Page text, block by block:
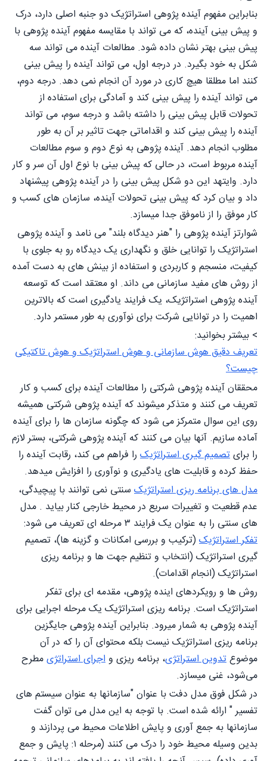
بنابراین مفهوم آینده پژوهی استراتژیک دو جنبه اصلی دارد، درک
و پیش بینی آینده، که می تواند با مقایسه مفهوم آینده پژوهی با
پیش بینی بهتر نشان داده شود. مطالعات آینده می تواند سه
شکل به خود بگیرد. در درجه اول، می تواند آینده را پیش بینی
کنند اما مطلقا هیچ کاری در مورد آن انجام نمی دهد. درجه دوم،
می تواند آینده را پیش بینی کند و آمادگی برای استفاده از
تحولات قابل پیش بینی را داشته باشد و درجه سوم، می تواند
آینده را پیش بینی کند و اقداماتی جهت تاثیر بر آن به طور
مطلوب انجام دهد. آینده پژوهی به نوع دوم و سوم مطالعات
آینده مربوط است، در حالی که پیش بینی با نوع اول آن سر و کار
دارد. وایتهد این دو شکل پیش بینی را در آینده پژوهی پیشنهاد
داد و بیان کرد که پیش بینی تحولات آینده، سازمان های کسب و
کار موفق را از ناموفق جدا میسازد.
شوارتز آینده پژوهی را "هنر دیدگاه بلند" می نامد و آینده پژوهی
استراتژیک را توانایی خلق و نگهداری یک دیدگاه رو به جلوی با
کیفیت، منسجم و کاربردی و استفاده از بینش های به دست آمده
از روش های مفید سازمانی می داند. او معتقد است که توسعه
آینده پژوهی استراتژیک، یک فرایند یادگیری است که بالاترین
اهمیت را در توانایی شرکت برای نوآوری به طور مستمر دارد.
> بیشتر بخوانید:
تعریف دقیق هوش سازمانی و هوش استراتژیک و هوش تاکتیکی
چیست؟
محققان آینده پژوهی شرکتی را مطالعات آینده برای کسب و کار
تعریف می کنند و متذکر میشوند که آینده پژوهی شرکتی همیشه
روی این سوال متمرکز می شود که چگونه سازمان ها را برای آینده
آماده سازیم. آنها بیان می کنند که آینده پژوهی شرکتی، بستر لازم
را برایتصمیم گیری استراتژیک را فراهم می کند، رقابت آینده را
حفظ کرده و قابلیت های یادگیری و نوآوری را افزایش میدهد.
مدل های برنامه ریزی استراتژیک سنتی نمی توانند با پیچیدگی،
عدم قطعیت و تغییرات سریع در محیط خارجی کنار بیاید . مدل
های سنتی را به عنوان یک فرایند ۳ مرحله ای تعریف می شود:
تفکر استراتژیک(ترکیب و بررسی امکانات و گزینه ها)، تصمیم
گیری استراتژیک (انتخاب و تنظیم جهت ها و برنامه ریزی
استراتژیک (انجام اقدامات).
روش ها و رویکردهای اینده پژوهی، مقدمه ای برای تفکر
استراتژیک است. برنامه ریزی استراتژیک یک مرحله اجرایی برای
آینده پژوهی به شمار میرود. بنابراین آینده پژوهی جایگزین
برنامه ریزی استراتژیک نیست بلکه محتوای آن را که در آن
موضوعتدوین استراتژی، برنامه ریزی واجرای استراتژیمطرح
می‌شود، غنی میسازد.
در شکل فوق مدل دفت با عنوان "سازمانها به عنوان سیستم های
تفسیر " ارائه شده است. با توجه به این مدل می توان گفت
سازمانها به جمع آوری و پایش اطلاعات محیط می پردازند و
بدین وسیله محیط خود را درک می کنند (مرحله ۱: پایش و جمع